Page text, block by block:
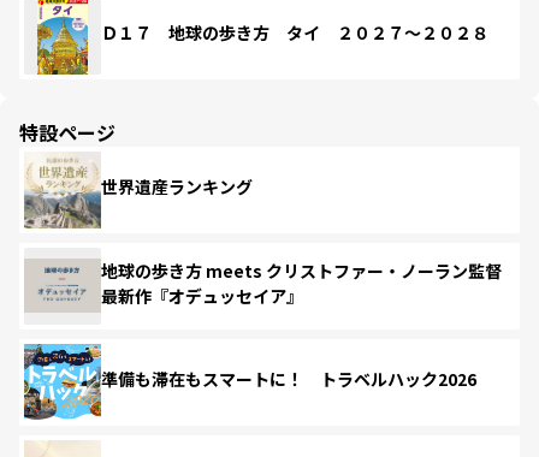
Ｄ１７ 地球の歩き方 タイ ２０２７～２０２８
特設ページ
世界遺産ランキング
地球の歩き方 meets クリストファー・ノーラン監督
最新作『オデュッセイア』
準備も滞在もスマートに！ トラベルハック2026